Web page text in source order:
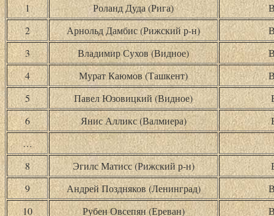
1 Роланд Дуда (Рига)
2
Арнольд Дамбис (Рижский р-н)
3
Владимир Сухов (Видное)
4
Мурат Каюмов (Ташкент)
5
Павел Юзовицкий (Видное)
6
Янис Алликс (Валмиера)
…
8
Эгилс Матисс (Рижский р-н)
9
Андрей Поздняков (Ленинград)
10
Рубен Овсепян (Ереван)